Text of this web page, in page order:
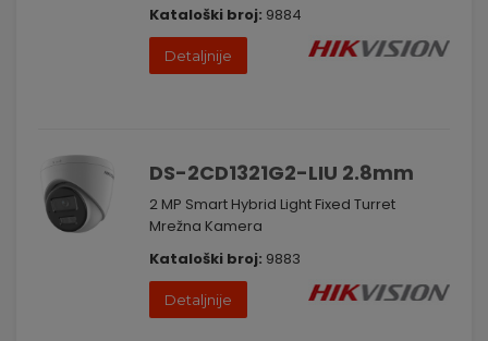
Kataloški broj: 9884
Detaljnije
DS-2CD1321G2-LIU 2.8mm
2 MP Smart Hybrid Light Fixed Turret
Mrežna Kamera
Kataloški broj: 9883
Detaljnije